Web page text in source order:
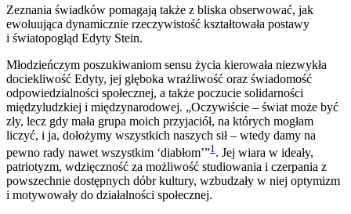
Zeznania świadków pomagają także z bliska obserwować, jak
ewoluująca dynamicznie rzeczywistość kształtowała postawy
i światopogląd Edyty Stein.
Młodzieńczym poszukiwaniom sensu życia kierowała niezwykła
dociekliwość Edyty, jej głęboka wrażliwość oraz świadomość
odpowiedzialności społecznej, a także poczucie solidarności
międzyludzkiej i międzynarodowej. „Oczywiście – świat może być
zły, lecz gdy mała grupa moich przyjaciół, na których mogłam
liczyć, i ja, dołożymy wszystkich naszych sił – wtedy damy na
pewno rady nawet wszystkim ‘diabłom’”1 . Jej wiara w ideały,
patriotyzm, wdzięczność za możliwość studiowania i czerpania z
powszechnie dostępnych dóbr kultury, wzbudzały w niej optymizm
i motywowały do działalności społecznej.